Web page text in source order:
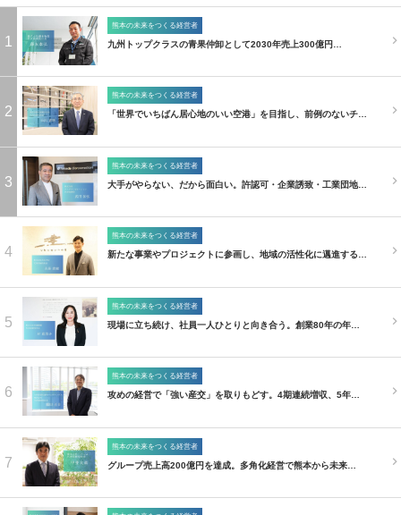
1
熊本の未来をつくる経営者
九州トップクラスの青果仲卸として2030年売上300億円…
2
熊本の未来をつくる経営者
「世界でいちばん居心地のいい空港」を目指し、前例のないチ…
3
熊本の未来をつくる経営者
大手がやらない、だから面白い。許認可・企業誘致・工業団地…
4
熊本の未来をつくる経営者
新たな事業やプロジェクトに参画し、地域の活性化に邁進する…
5
熊本の未来をつくる経営者
現場に立ち続け、社員一人ひとりと向き合う。創業80年の年…
6
熊本の未来をつくる経営者
攻めの経営で「強い産交」を取りもどす。4期連続増収、5年…
7
熊本の未来をつくる経営者
グループ売上高200億円を達成。多角化経営で熊本から未来…